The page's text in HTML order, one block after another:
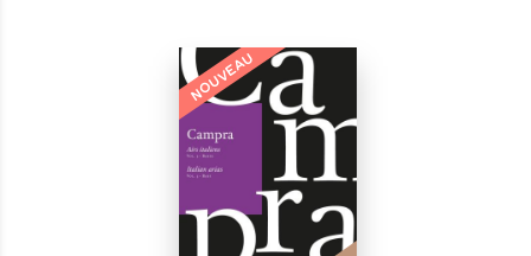
NOUVEAU